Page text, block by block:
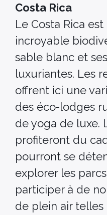
Costa Rica
Le Costa Rica
incroyable
sable blanc et
luxuriantes. Les
offrent ici une
des éco-lodges
de yoga de luxe.
profiteront du
pourront se
explorer les
participer à de
de plein air